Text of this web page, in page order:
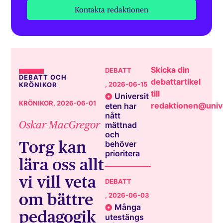
Kontakta redaktionen
DEBATT OCH
KRÖNIKOR
KRÖNIKOR, 2026-06-01
Oskar MacGregor
Torg kan
lära oss allt
vi vill veta
om bättre
pedagogik
DEBATT
, 2026-06-15
Universit
eten har
nått
mättnad
och
behöver
prioritera
DEBATT
, 2026-06-03
Många
utestängs
Skicka din
debattartikel
till